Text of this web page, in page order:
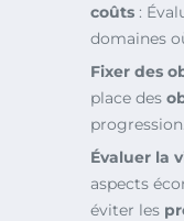
coûts :
domaines
Fixer des
place des
progression.
Évaluer la
aspects
éviter les